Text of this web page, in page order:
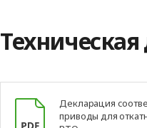
Декларация
приводы для